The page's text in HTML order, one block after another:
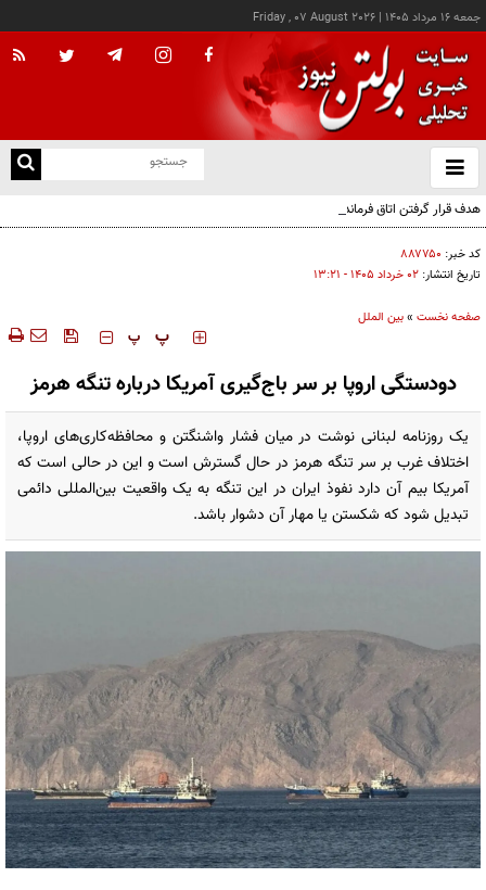
جمعه ۱۶ مرداد ۱۴۰۵ |
Friday , 07 August 2026
باز
و
هدف قرار گرفتن اتاق‌ فرماندهی مزدوران عربستان در یمن
کد خبر: ۸۸۷۷۵۰
تاریخ انتشار: ۰۲ خرداد ۱۴۰۵ - ۱۳:۲۱
صفحه نخست »بین الملل
‍‍‍ پ پ
دودستگی اروپا بر سر باج‌گیری آمریکا درباره تنگه هرمز
یک روزنامه لبنانی نوشت در میان فشار واشنگتن و محافظه‌کاری‌های اروپا،
اختلاف غرب بر سر تنگه هرمز در حال گسترش است و این در حالی است که
آمریکا بیم آن دارد نفوذ ایران در این تنگه به یک واقعیت بین‌المللی دائمی
تبدیل شود که شکستن یا مهار آن دشوار باشد.